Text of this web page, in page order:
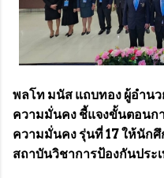
พลโท มนัส แถบทอง ผู้อำนว
ความมั่นคง ชี้แจงขั้นตอนก
ความมั่นคง รุ่นที่ 17 ให้นัก
สถาบันวิชาการป้องกันประ